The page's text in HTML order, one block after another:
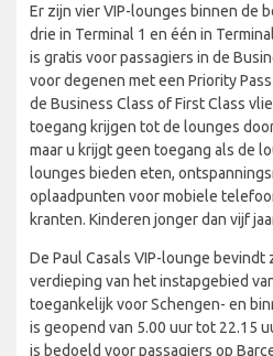
Er zijn vier VIP-lounges binnen de
drie in Terminal 1 en één in
is gratis voor passagiers in de
voor degenen met een Priority
de Business Class of First Class
toegang krijgen tot de lounges
maar u krijgt geen toegang als de
lounges bieden eten,
oplaadpunten voor mobiele
kranten. Kinderen jonger dan vijf
De Paul Casals VIP-lounge bevindt
verdieping van het instapgebied
toegankelijk voor Schengen- en
is geopend van 5.00 uur tot 22.15
is bedoeld voor passagiers op